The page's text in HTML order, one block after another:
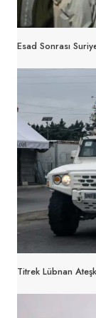
Esad Sonrası
Titrek Lübnan